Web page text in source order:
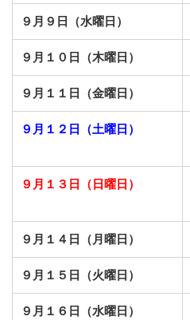
９月９日（水曜日）
９月１０日（木曜日）
９月１１日（金曜日）
９月１２日（土曜日）
９月１３日（日曜日）
９月１４日（月曜日）
９月１５日（火曜日）
９月１６日（水曜日）